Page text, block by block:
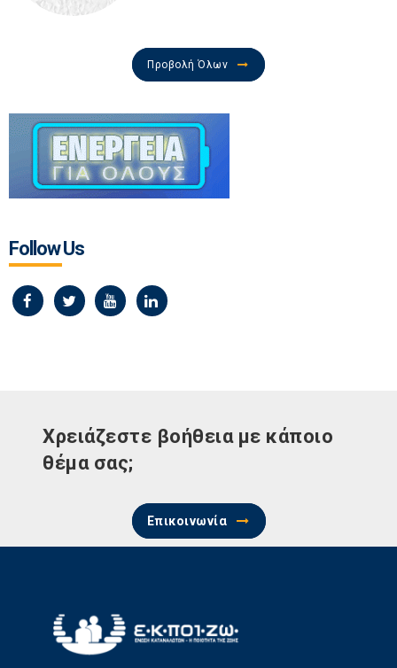
Προβολή Όλων
Follow Us
Χρειάζεστε βοήθεια με κάποιο
θέμα σας;
Επικοινωνία